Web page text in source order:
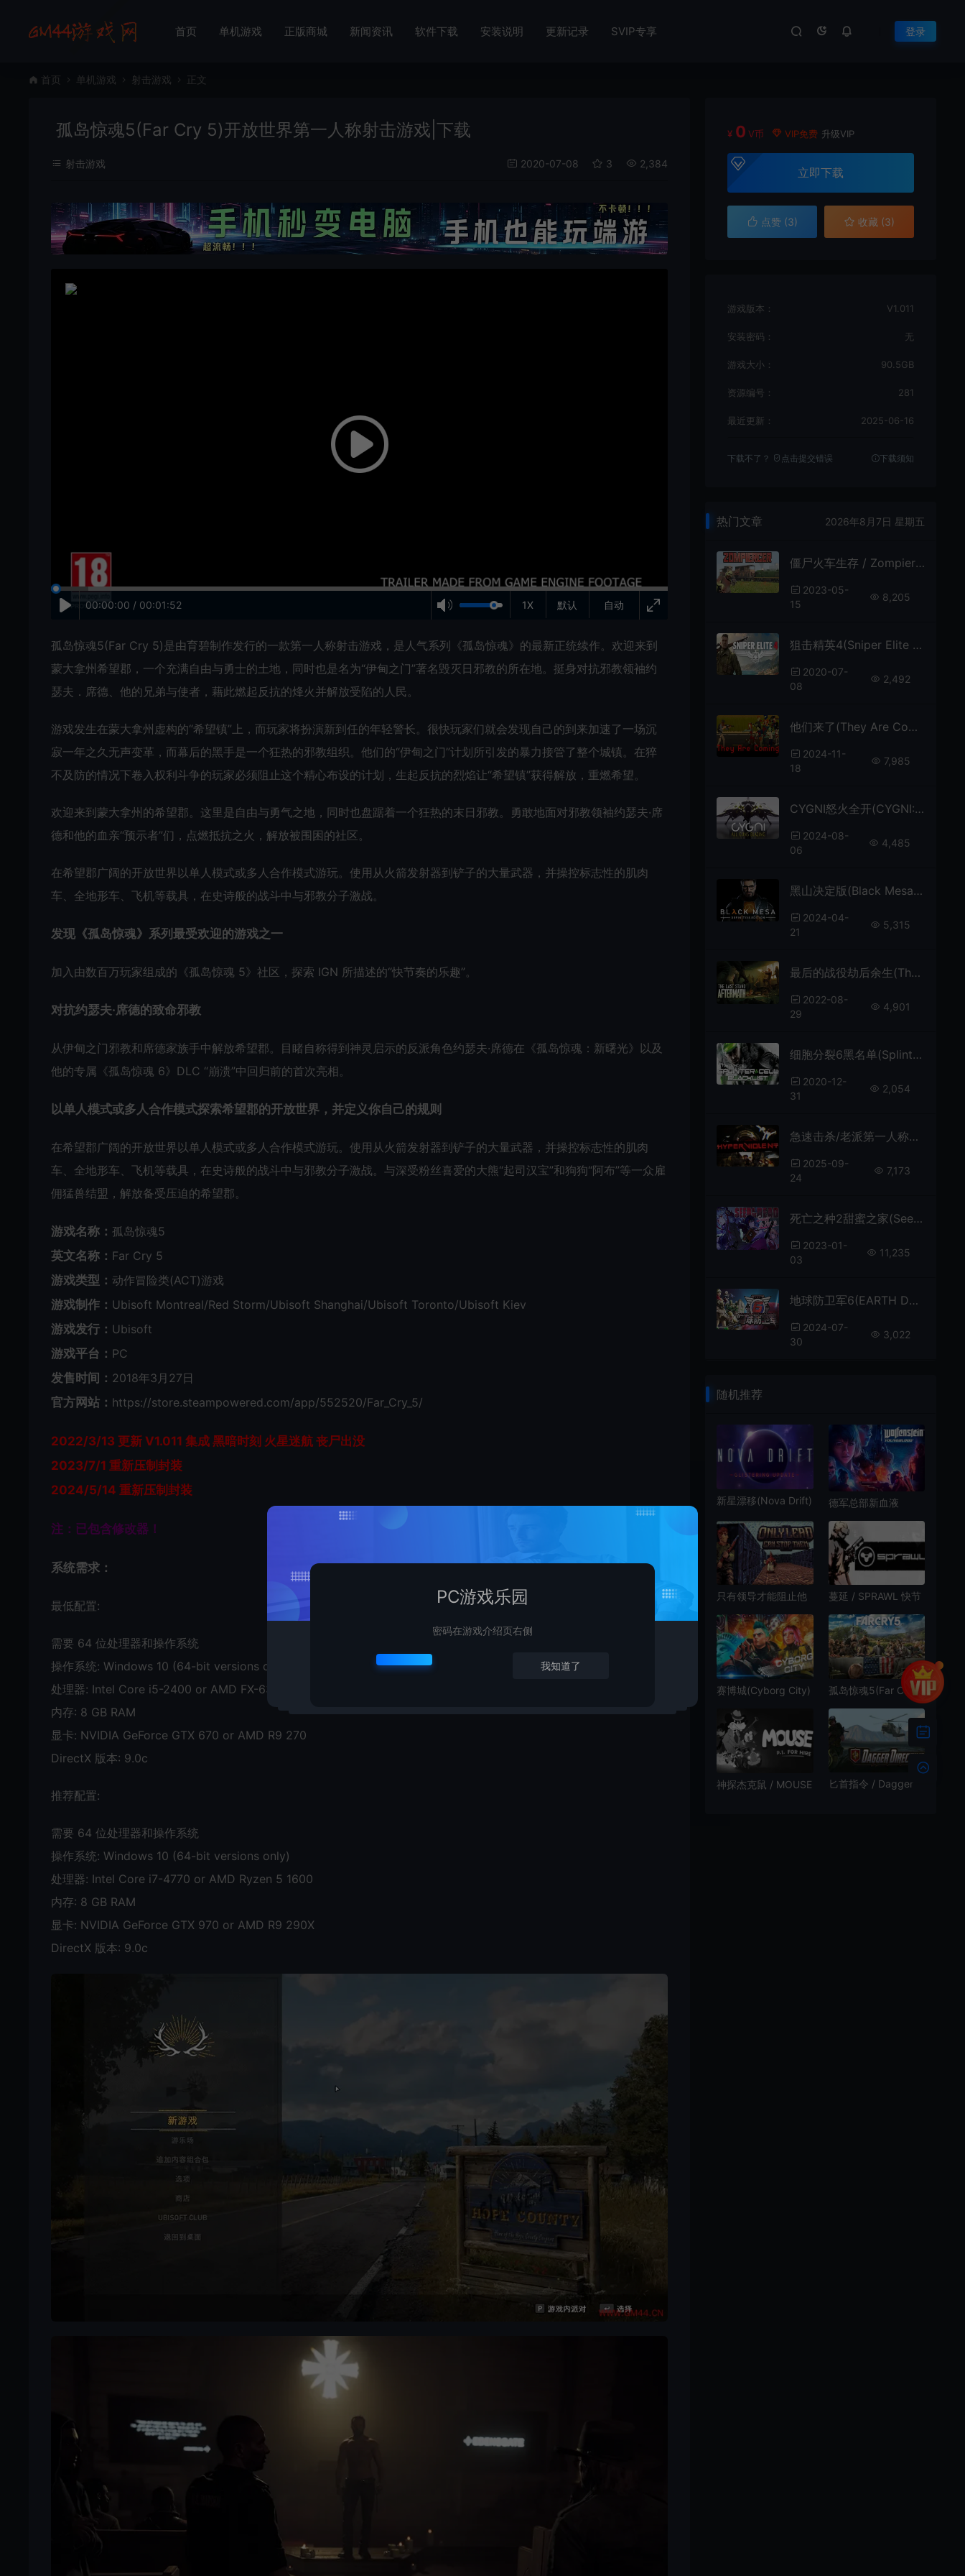
首页 单机游戏 正版商城 新闻资讯 软件下载 安装说明 更新记录 SVIP专享 登录
首页 单机游戏 射击游戏 正文
孤岛惊魂5(Far Cry 5)开放世界第一人称射击游戏|下载
射击游戏 2020-07-08 3 2,384
自动
1X 默认
00:00:00 / 00:01:52
孤岛惊魂5(Far Cry 5)是由育碧制作发行的一款第一人称射击游戏，是人气系列《孤岛惊魂》的最新正统续作。欢迎来到
蒙大拿州希望郡，一个充满自由与勇士的土地，同时也是名为“伊甸之门”著名毁灭日邪教的所在地。挺身对抗邪教领袖约
瑟夫．席德、他的兄弟与使者，藉此燃起反抗的烽火并解放受陷的人民。
游戏发生在蒙大拿州虚构的“希望镇”上，而玩家将扮演新到任的年轻警长。很快玩家们就会发现自己的到来加速了一场沉
寂一年之久无声变革，而幕后的黑手是一个狂热的邪教组织。他们的“伊甸之门”计划所引发的暴力接管了整个城镇。在猝
不及防的情况下卷入权利斗争的玩家必须阻止这个精心布设的计划，生起反抗的烈焰让“希望镇”获得解放，重燃希望。
欢迎来到蒙大拿州的希望郡。这里是自由与勇气之地，同时也盘踞着一个狂热的末日邪教。勇敢地面对邪教领袖约瑟夫·席
德和他的血亲“预示者”们，点燃抵抗之火，解放被围困的社区。
在希望郡广阔的开放世界以单人模式或多人合作模式游玩。使用从火箭发射器到铲子的大量武器，并操控标志性的肌肉
车、全地形车、飞机等载具，在史诗般的战斗中与邪教分子激战。
发现《孤岛惊魂》系列最受欢迎的游戏之一
加入由数百万玩家组成的《孤岛惊魂 5》社区，探索 IGN 所描述的“快节奏的乐趣”。
对抗约瑟夫·席德的致命邪教
从伊甸之门邪教和席德家族手中解放希望郡。目睹自称得到神灵启示的反派角色约瑟夫·席德在《孤岛惊魂：新曙光》以及
他的专属《孤岛惊魂 6》DLC “崩溃”中回归前的首次亮相。
以单人模式或多人合作模式探索希望郡的开放世界，并定义你自己的规则
在希望郡广阔的开放世界以单人模式或多人合作模式游玩。使用从火箭发射器到铲子的大量武器，并操控标志性的肌肉
车、全地形车、飞机等载具，在史诗般的战斗中与邪教分子激战。与深受粉丝喜爱的大熊“起司汉宝”和狗狗“阿布”等一众雇
佣猛兽结盟，解放备受压迫的希望郡。
游戏名称： 孤岛惊魂5
英文名称： Far Cry 5
游戏类型： 动作冒险类(ACT)游戏
游戏制作： Ubisoft Montreal/Red Storm/Ubisoft Shanghai/Ubisoft Toronto/Ubisoft Kiev
游戏发行： Ubisoft
游戏平台： PC
发售时间： 2018年3月27日
官方网站： https://store.steampowered.com/app/552520/Far_Cry_5/
2022/3/13 更新 V1.011 集成 黑暗时刻 火星迷航 丧尸出没
2023/7/1 重新压制封装
2024/5/14 重新压制封装
注：已包含修改器！
系统需求：
最低配置:
需要 64 位处理器和操作系统
操作系统: Windows 10 (64-bit versions only)
处理器: Intel Core i5-2400 or AMD FX-6300
内存: 8 GB RAM
显卡: NVIDIA GeForce GTX 670 or AMD R9 270
DirectX 版本: 9.0c
推荐配置:
需要 64 位处理器和操作系统
操作系统: Windows 10 (64-bit versions only)
处理器: Intel Core i7-4770 or AMD Ryzen 5 1600
内存: 8 GB RAM
显卡: NVIDIA GeForce GTX 970 or AMD R9 290X
DirectX 版本: 9.0c
¥ 0 V币 VIP免费 升级VIP
立即下载
点赞 (3) 收藏 (3)
游戏版本： V1.011
安装密码： 无
游戏大小： 90.5GB
资源编号： 281
最近更新： 2025-06-16
下载不了？ 点击提交错误 下载须知
热门文章 2026年8月7日 星期五
僵尸火车生存 / Zompiercer 丧尸生存动作射击游戏
2023-05-
15
8,205
狙击精英4(Sniper Elite 4)开放世界第三人称射击游戏|下载
2020-07-
08
2,492
他们来了(They Are Coming)横向卷轴射击游戏|单机|中文|TPS|免费下载
2024-11-
18
7,985
CYGNI怒火全开(CYGNI: All Guns Blazing)简中|PC|STG|科幻太空清版射击游戏
2024-08-
06
4,485
黑山决定版(Black Mesa)经典第一人称射击游戏|下载
2024-04-
21
5,315
最后的战役劫后余生(The Last Stand: Aftermath)简中|PC|TPS|DLC|修改器|生存探索射击游戏
2022-08-
29
4,901
细胞分裂6黑名单(Splinter Cell Blacklist)潜入动作射击游戏|下载
2020-12-
31
2,054
急速击杀/老派第一人称射击游戏 HYPERVIOLENT 下载
2025-09-
24
7,173
死亡之种2甜蜜之家(Seed of the Dead Sweet Home)第一人称射击游戏|下载
2023-01-
03
11,235
地球防卫军6(EARTH DEFENSE FORCE 6)简中|PC|TPS|第三人称动作射击游戏
2024-07-
30
3,022
随机推荐
新星漂移(Nova Drift)
游戏|下载
德军总部新血液
Youngblood)简
中|PC|DLC|修改器|
第一人称射击游戏
只有领导才能阻止他
Stop Them)复古射击
游戏|中文|攻略|视频|
免费下载
蔓延 / SPRAWL 快节
赛博城(Cyborg City)
攻略|视频|免费下载
孤岛惊魂5(Far Cry
5)开放世界第一人称
射击游戏|下载
神探杰克鼠 / MOUSE
匕首指令 / Dagger
PC游戏乐园
密码在游戏介绍页右侧
我知道了